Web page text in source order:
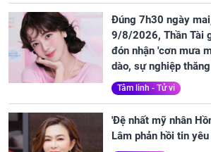
Đúng 7h30 ngày
9/8/2026, Thần Tài
đón nhận 'cơn mưa
dào, sự nghiệp
Tâm linh - Tử vi
'Đệ nhất mỹ nhân
Lâm phản hồi tin